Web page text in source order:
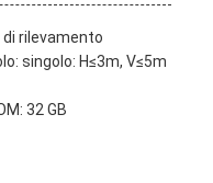
rilevamento
singolo: H≤3m, V≤5m
32 GB